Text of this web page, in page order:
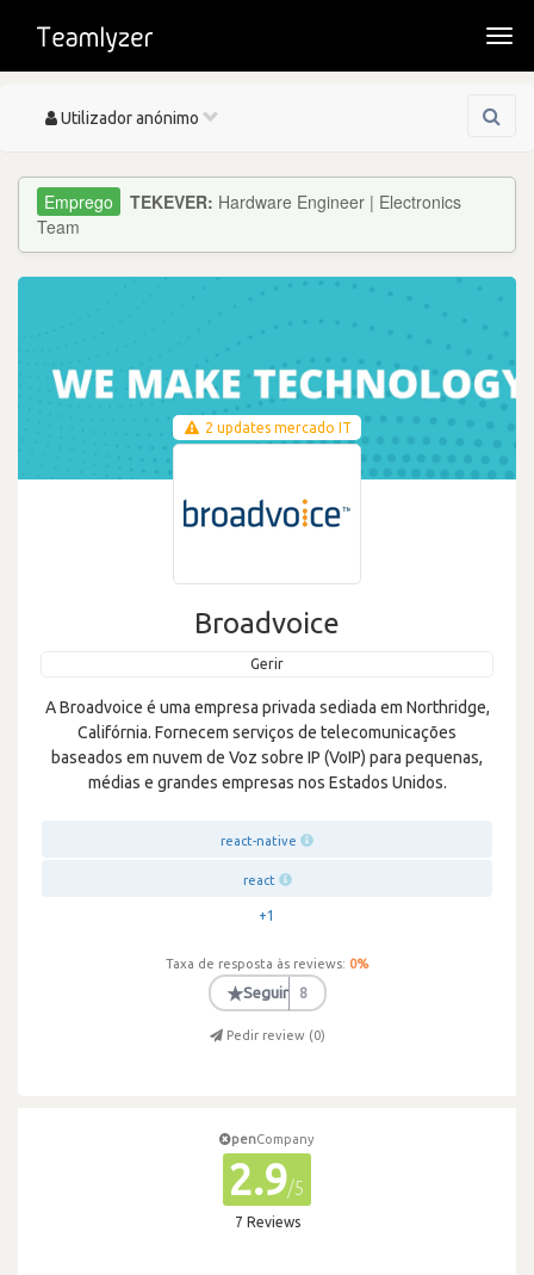
Toggle
Utilizador anónimo
TEKEVER: Hardware Engineer | Electronics
Team
2 updates mercado IT
Broadvoice
Gerir
A Broadvoice é uma empresa privada sediada em Northridge,
Califórnia. Fornecem serviços de telecomunicações
baseados em nuvem de Voz sobre IP (VoIP) para pequenas,
médias e grandes empresas nos Estados Unidos.
react-native
react
+1
Taxa de resposta às reviews: 0%
★Seguir 8
Pedir review (0)
penCompany
2.9/5
7 Reviews